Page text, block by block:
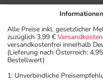
Alle Preise inkl. gesetzlicher
zuzüglich 3,99 € Versandkosten
versandkostenfrei innerhalb
(Lieferung nach Österreich:
Bestellwert)
1: Unverbindliche